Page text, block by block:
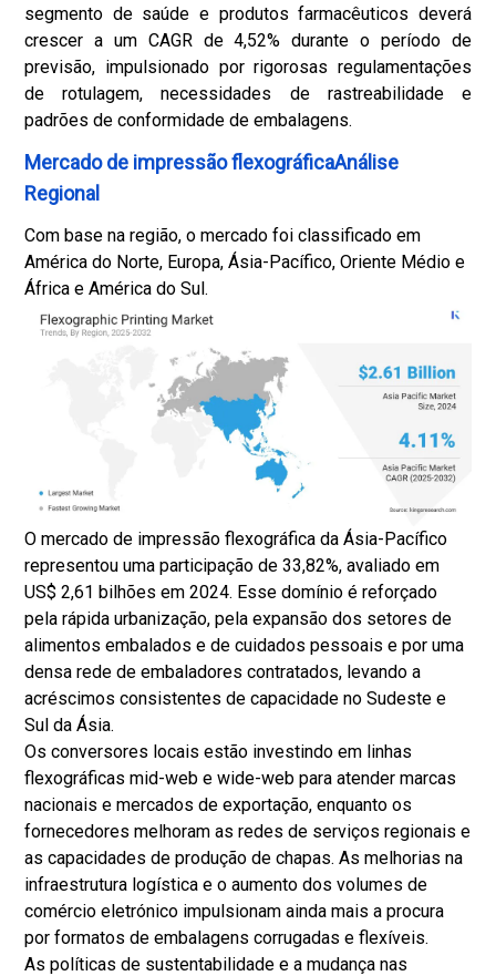
segmento de saúde e produtos farmacêuticos deverá
crescer a um CAGR de 4,52% durante o período de
previsão, impulsionado por rigorosas regulamentações
de rotulagem, necessidades de rastreabilidade e
padrões de conformidade de embalagens.
Mercado de impressão flexográficaAnálise
Regional
Com base na região, o mercado foi classificado em
América do Norte, Europa, Ásia-Pacífico, Oriente Médio e
África e América do Sul.
O mercado de impressão flexográfica da Ásia-Pacífico
representou uma participação de 33,82%, avaliado em
US$ 2,61 bilhões em 2024. Esse domínio é reforçado
pela rápida urbanização, pela expansão dos setores de
alimentos embalados e de cuidados pessoais e por uma
densa rede de embaladores contratados, levando a
acréscimos consistentes de capacidade no Sudeste e
Sul da Ásia.
Os conversores locais estão investindo em linhas
flexográficas mid-web e wide-web para atender marcas
nacionais e mercados de exportação, enquanto os
fornecedores melhoram as redes de serviços regionais e
as capacidades de produção de chapas. As melhorias na
infraestrutura logística e o aumento dos volumes de
comércio eletrónico impulsionam ainda mais a procura
por formatos de embalagens corrugadas e flexíveis.
As políticas de sustentabilidade e a mudança nas